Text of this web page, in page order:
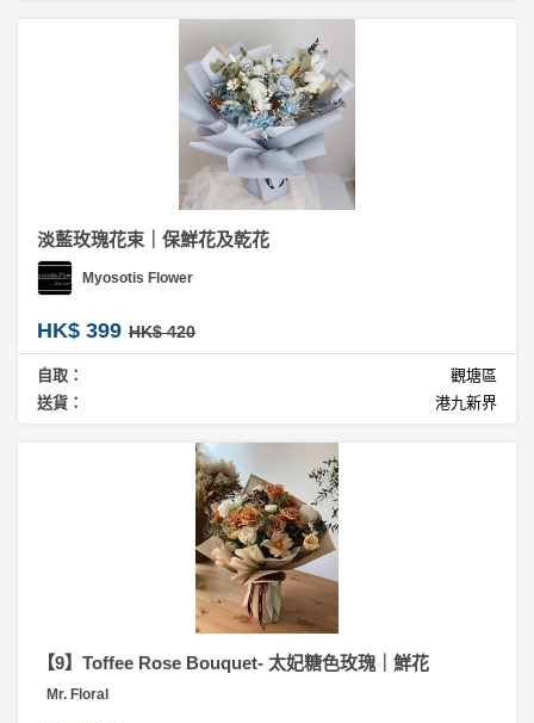
淡藍玫瑰花束｜保鮮花及乾花
Myosotis Flower
HK$ 399 HK$ 420
自取：
觀塘區
送貨：
港九新界
【9】Toffee Rose Bouquet- 太妃糖色玫瑰｜鮮花
Mr. Floral